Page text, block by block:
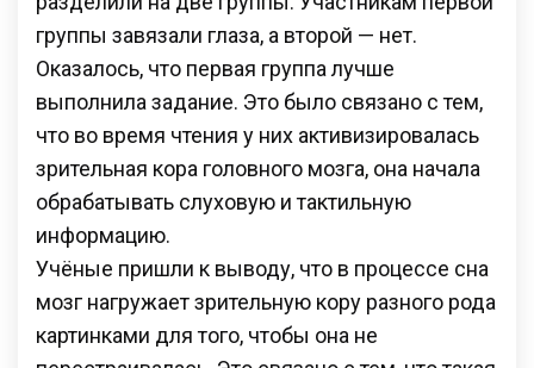
группы завязали глаза, а второй — нет.
Оказалось, что первая группа лучше
выполнила задание. Это было связано с тем,
что во время чтения у них активизировалась
зрительная кора головного мозга, она начала
обрабатывать слуховую и тактильную
информацию.
Учёные пришли к выводу, что в процессе сна
мозг нагружает зрительную кору разного рода
картинками для того, чтобы она не